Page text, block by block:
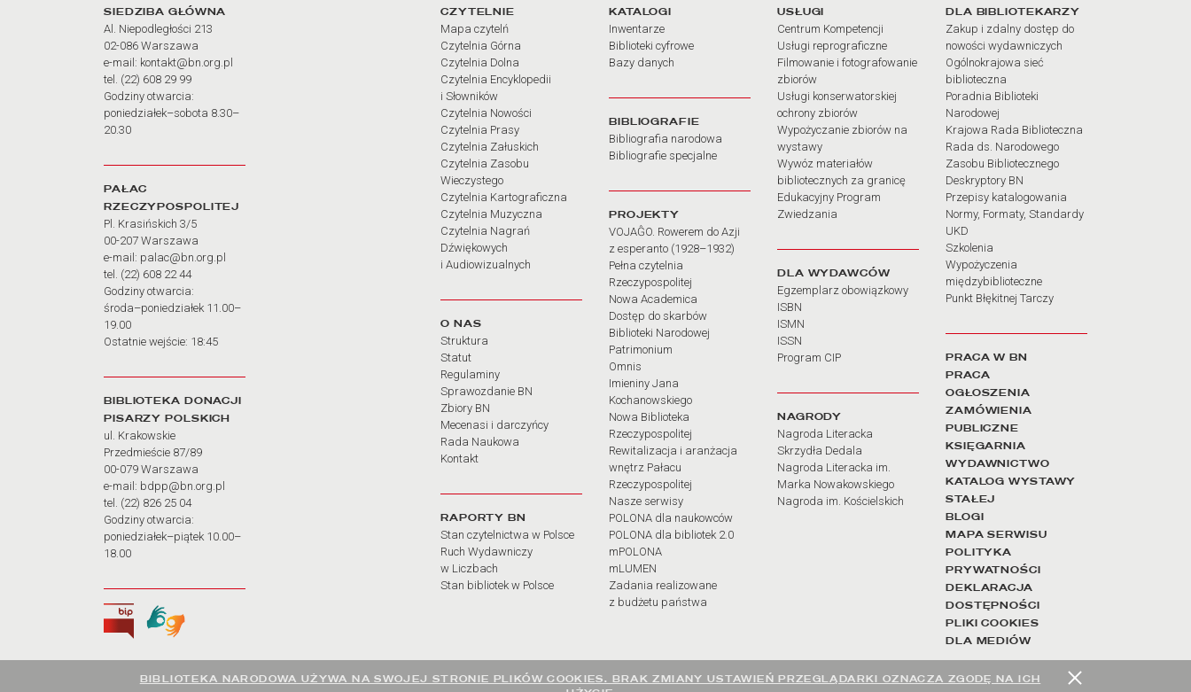
BIBLIOTEKA NARODOWA UŻYWA NA SWOJEJ STRONIE PLIKÓW COOKIES. BRAK ZMIANY USTAWIEŃ PRZEGLĄDARKI OZNACZA ZGODĘ NA ICH
Adres oraz godziny otwarcia
SIEDZIBA GŁÓWNA
Al. Niepodległości 213
02-086 Warszawa
e-mail: kontakt@bn.org.pl
tel. (22) 608 29 99
Godziny otwarcia:
poniedziałek–sobota 8.30–
20.30
PAŁAC
RZECZYPOSPOLITEJ
Pl. Krasińskich 3/5
00-207 Warszawa
e-mail: palac@bn.org.pl
tel. (22) 608 22 44
Godziny otwarcia:
środa–poniedziałek 11.00–
19.00
Ostatnie wejście: 18:45
BIBLIOTEKA DONACJI
PISARZY POLSKICH
ul. Krakowskie
Przedmieście 87/89
00-079 Warszawa
e-mail: bdpp@bn.org.pl
tel. (22) 826 25 04
Godziny otwarcia:
poniedziałek–piątek 10.00–
18.00
Biuletyn Informacji Publicznej
Tłumacz języka migowego
Linki do najważniejszych działów
CZYTELNIE
Mapa czytelń
Czytelnia Górna
Czytelnia Dolna
Czytelnia Encyklopedii
i Słowników
Czytelnia Nowości
Czytelnia Prasy
Czytelnia Załuskich
Czytelnia Zasobu
Wieczystego
Czytelnia Kartograficzna
Czytelnia Muzyczna
Czytelnia Nagrań
Dźwiękowych
i Audiowizualnych
O NAS
Struktura
Statut
Regulaminy
Sprawozdanie BN
Zbiory BN
Mecenasi i darczyńcy
Rada Naukowa
Kontakt
RAPORTY BN
Stan czytelnictwa w Polsce
Ruch Wydawniczy
w Liczbach
Stan bibliotek w Polsce
KATALOGI
Inwentarze
Biblioteki cyfrowe
Bazy danych
BIBLIOGRAFIE
Bibliografia narodowa
Bibliografie specjalne
PROJEKTY
VOJAĜO. Rowerem do Azji
z esperanto (1928–1932)
Pełna czytelnia
Rzeczypospolitej
Nowa Academica
Dostęp do skarbów
Biblioteki Narodowej
Patrimonium
Omnis
Imieniny Jana
Kochanowskiego
Nowa Biblioteka
Rzeczypospolitej
Rewitalizacja i aranżacja
wnętrz Pałacu
Rzeczypospolitej
Nasze serwisy
POLONA dla naukowców
POLONA dla bibliotek 2.0
mPOLONA
mLUMEN
Zadania realizowane
z budżetu państwa
USŁUGI
Centrum Kompetencji
Usługi reprograficzne
Filmowanie i fotografowanie
zbiorów
Usługi konserwatorskiej
ochrony zbiorów
Wypożyczanie zbiorów na
wystawy
Wywóz materiałów
bibliotecznych za granicę
Edukacyjny Program
Zwiedzania
DLA WYDAWCÓW
Egzemplarz obowiązkowy
ISBN
ISMN
ISSN
Program CIP
NAGRODY
Nagroda Literacka
Skrzydła Dedala
Nagroda Literacka im.
Marka Nowakowskiego
Nagroda im. Kościelskich
DLA BIBLIOTEKARZY
Zakup i zdalny dostęp do
nowości wydawniczych
Ogólnokrajowa sieć
biblioteczna
Poradnia Biblioteki
Narodowej
Krajowa Rada Biblioteczna
Rada ds. Narodowego
Zasobu Bibliotecznego
Deskryptory BN
Przepisy katalogowania
Normy, Formaty, Standardy
UKD
Szkolenia
Wypożyczenia
międzybiblioteczne
Punkt Błękitnej Tarczy
PRACA W BN
PRACA
OGŁOSZENIA
ZAMÓWIENIA
PUBLICZNE
KSIĘGARNIA
WYDAWNICTWO
KATALOG WYSTAWY
STAŁEJ
BLOGI
MAPA SERWISU
POLITYKA
PRYWATNOŚCI
DEKLARACJA
DOSTĘPNOŚCI
PLIKI COOKIES
DLA MEDIÓW